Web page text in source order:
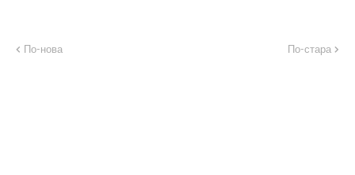
По-нова По-стара